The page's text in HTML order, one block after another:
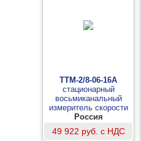
ТТМ-2/8-06-16А
стационарный
восьмиканальный
измеритель скорости
потока воздуха
(измерительный блок)
Россия
49 922 руб. с НДС